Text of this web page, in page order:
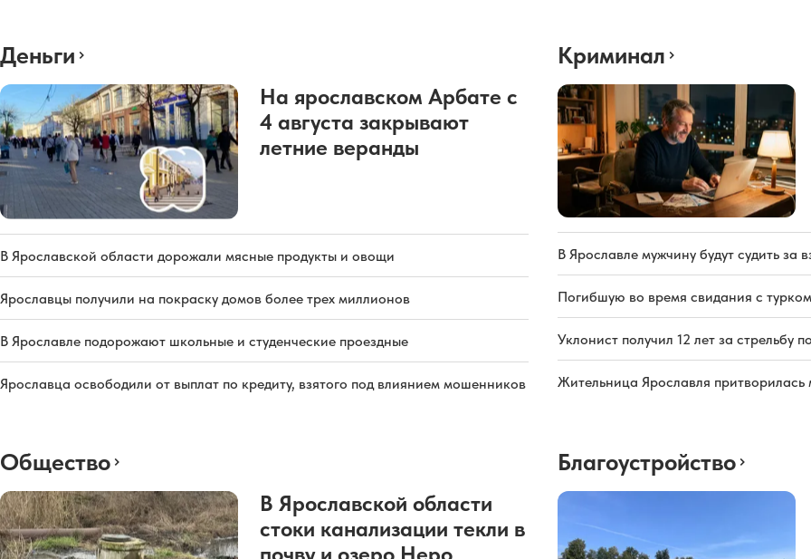
Деньги
На ярославском Арбате с
4 августа закрывают
летние веранды
В Ярославской области дорожали мясные продукты и овощи
Ярославцы получили на покраску домов более трех миллионов
В Ярославле подорожают школьные и студенческие проездные
Ярославца освободили от выплат по кредиту, взятого под влиянием мошенников
Криминал
В Ярославле мужчину будут судить за
Погибшую во время свидания с
Уклонист получил 12 лет за стрельбу
Жительница Ярославля
Общество
В Ярославской области
стоки канализации текли в
почву и озеро Неро
Благоустройство